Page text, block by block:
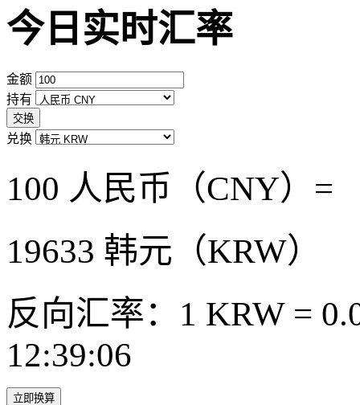
今日实时汇率
金额
持有
交换
兑换
100 人民币（CNY）=
19633 韩元（KRW）
反向汇率：1 KRW =
12:39:06
立即换算